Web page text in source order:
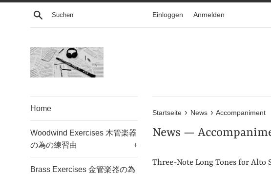
Direkt
Suchen Einloggen Anmelden
Home
Woodwind Exercises 木管楽器
の為の練習曲
+
Brass Exercises 金管楽器の為
Startseite › News › Accompaniment
News —
Three-Note Long Tones for